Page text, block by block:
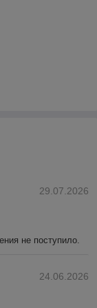
29.07.2026
не поступило.
24.06.2026